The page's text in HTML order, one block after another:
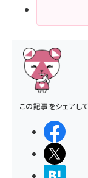
この記事をシェアし